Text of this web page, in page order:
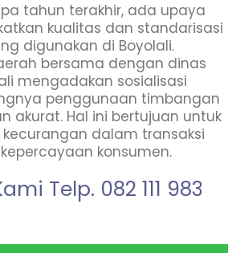
tahun terakhir, ada upaya
kualitas dan standarisasi
digunakan di Boyolali.
bersama dengan dinas
mengadakan sosialisasi
penggunaan timbangan
akurat. Hal ini bertujuan untuk
dalam transaksi
konsumen.
Telp. 082 111 983